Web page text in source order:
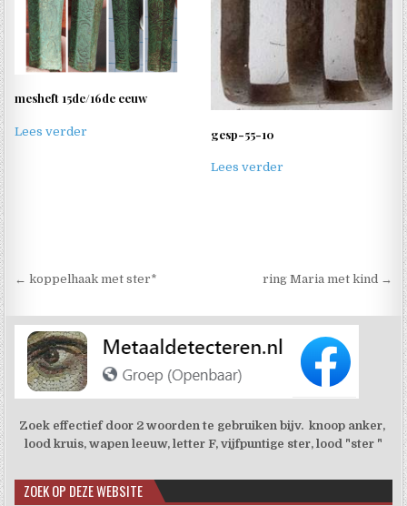
mesheft 15de/16de eeuw
Lees verder gesp-55-10
Lees verder
Berichtnavigatie
← koppelhaak met ster* ring Maria met kind →
Zoek effectief door 2 woorden te gebruiken bijv. knoop anker,
lood kruis, wapen leeuw, letter F, vijfpuntige ster, lood "ster "
ZOEK OP DEZE WEBSITE